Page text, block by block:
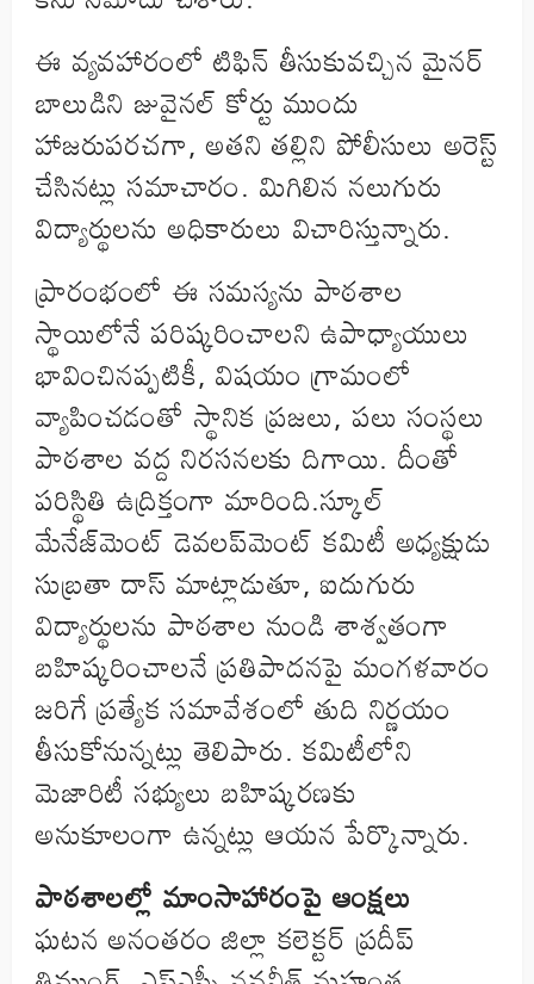
ఈ వ్యవహారంలో టిఫిన్ తీసుకువచ్చిన మైనర్
బాలుడిని జువైనల్ కోర్టు ముందు
హాజరుపరచగా, అతని తల్లిని పోలీసులు అరెస్ట్
చేసినట్లు సమాచారం. మిగిలిన నలుగురు
విద్యార్థులను అధికారులు విచారిస్తున్నారు.
ప్రారంభంలో ఈ సమస్యను పాఠశాల
స్థాయిలోనే పరిష్కరించాలని ఉపాధ్యాయులు
భావించినప్పటికీ, విషయం గ్రామంలో
వ్యాపించడంతో స్థానిక ప్రజలు, పలు సంస్థలు
పాఠశాల వద్ద నిరసనలకు దిగాయి. దీంతో
పరిస్థితి ఉద్రిక్తంగా మారింది.స్కూల్
మేనేజ్‌మెంట్ డెవలప్‌మెంట్ కమిటీ అధ్యక్షుడు
సుబ్రతా దాస్ మాట్లాడుతూ, ఐదుగురు
విద్యార్థులను పాఠశాల నుండి శాశ్వతంగా
బహిష్కరించాలనే ప్రతిపాదనపై మంగళవారం
జరిగే ప్రత్యేక సమావేశంలో తుది నిర్ణయం
తీసుకోనున్నట్లు తెలిపారు. కమిటీలోని
మెజారిటీ సభ్యులు బహిష్కరణకు
అనుకూలంగా ఉన్నట్లు ఆయన పేర్కొన్నారు.
పాఠశాలల్లో మాంసాహారంపై ఆంక్షలు
ఘటన అనంతరం జిల్లా కలెక్టర్ ప్రదీప్